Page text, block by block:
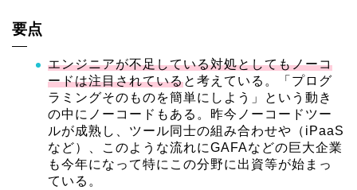
要点
エンジニアが不足している対処としてもノーコ
ードは注目されていると考えている。「プログ
ラミングそのものを簡単にしよう」という動き
の中にノーコードもある。昨今ノーコードツー
ルが成熟し、ツール同士の組み合わせや（iPaaS
など）、このような流れにGAFAなどの巨大企業
も今年になって特にこの分野に出資等が始まっ
ている。